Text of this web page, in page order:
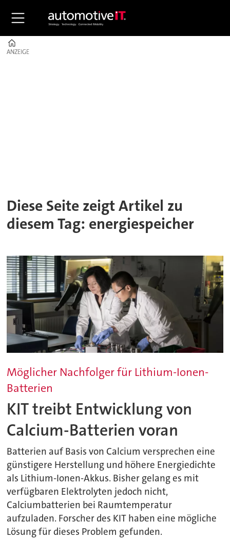
ANZEIGE
ANZEIGE
Diese Seite zeigt Artikel zu
diesem Tag: energiespeicher
Möglicher Nachfolger für Lithium-Ionen-
Batterien
KIT treibt Entwicklung von
Calcium-Batterien voran
Batterien auf Basis von Calcium versprechen eine
günstigere Herstellung und höhere Energiedichte
als Lithium-Ionen-Akkus. Bisher gelang es mit
verfügbaren Elektrolyten jedoch nicht,
Calciumbatterien bei Raumtemperatur
aufzuladen. Forscher des KIT haben eine mögliche
Lösung für dieses Problem gefunden.